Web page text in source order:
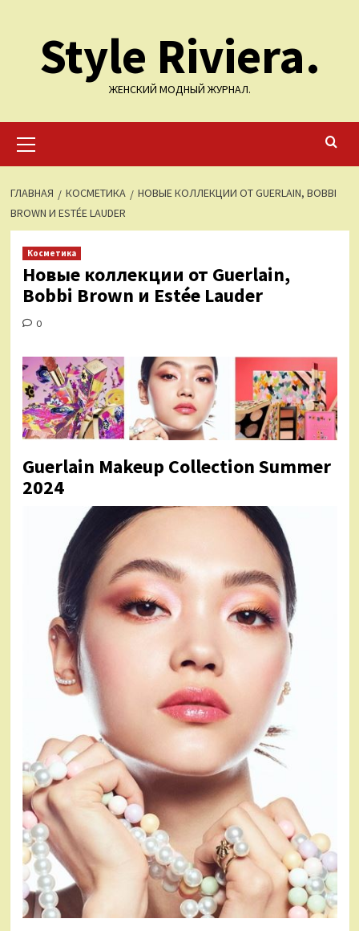
содержимомуStyle Riviera.
ЖЕНСКИЙ МОДНЫЙ ЖУРНАЛ.
меню
ГЛАВНАЯ КОСМЕТИКА
НОВЫЕ КОЛЛЕКЦИИ ОТ GUERLAIN, BOBBI
BROWN И ESTÉE LAUDER
Косметика
Новые коллекции от Guerlain,
Bobbi Brown и Estée Lauder
0
Guerlain Makeup Collection Summer
2024